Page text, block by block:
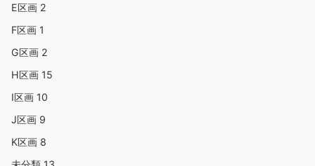
E区画 2
F区画 1
G区画 2
H区画 15
I区画 10
J区画 9
K区画 8